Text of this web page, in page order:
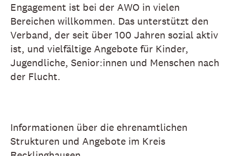
Engagement ist bei der AWO in vielen
Bereichen willkommen. Das unterstützt den
Verband, der seit über 100 Jahren sozial aktiv
ist, und vielfältige Angebote für Kinder,
Jugendliche, Senior:innen und Menschen nach
der Flucht.
Informationen über die ehrenamtlichen
Strukturen und Angebote im Kreis